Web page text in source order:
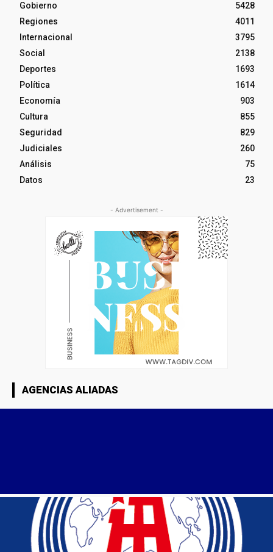
Gobierno
5428
Regiones
4011
Internacional
3795
Social
2138
Deportes
1693
Política
1614
Economía
903
Cultura
855
Seguridad
829
Judiciales
260
Análisis
75
Datos
23
- Advertisement -
AGENCIAS ALIADAS